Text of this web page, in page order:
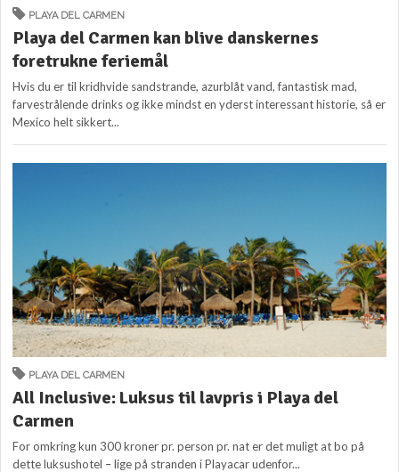
PLAYA DEL CARMEN
Playa del Carmen kan blive danskernes
foretrukne feriemål
Hvis du er til kridhvide sandstrande, azurblåt vand, fantastisk mad,
farvestrålende drinks og ikke mindst en yderst interessant historie, så er
Mexico helt sikkert...
PLAYA DEL CARMEN
All Inclusive: Luksus til lavpris i Playa del
Carmen
For omkring kun 300 kroner pr. person pr. nat er det muligt at bo på
dette luksushotel – lige på stranden i Playacar udenfor...